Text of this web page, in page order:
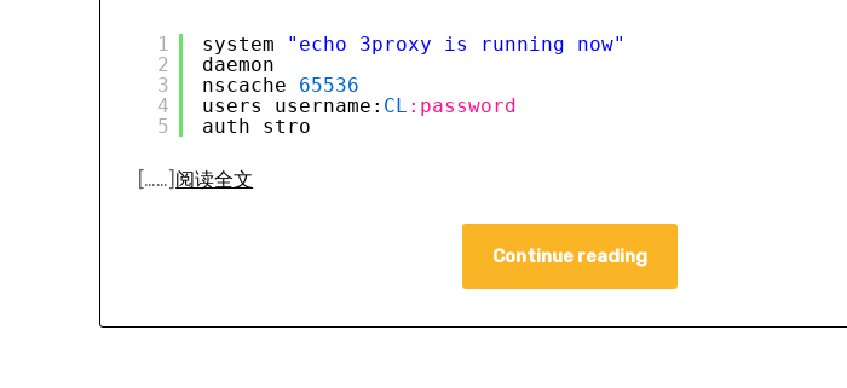
1
2
3
4
5
system "echo 3proxy is running now"
daemon
nscache 65536
users username: CL :password
auth stro
[……] 阅读全文
Continue reading